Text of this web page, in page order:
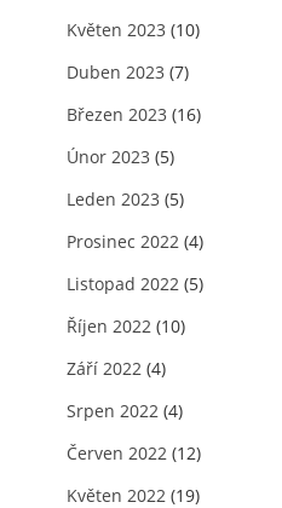
Květen 2023 (10)
Duben 2023 (7)
Březen 2023 (16)
Únor 2023 (5)
Leden 2023 (5)
Prosinec 2022 (4)
Listopad 2022 (5)
Říjen 2022 (10)
Září 2022 (4)
Srpen 2022 (4)
Červen 2022 (12)
Květen 2022 (19)